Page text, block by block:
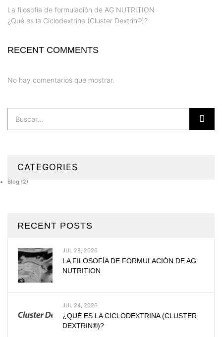
La filosofía de formulación de AG NUTRITION
¿Qué es la Ciclodextrina (Cluster Dextrin®)?
RECENT COMMENTS
No hay comentarios que mostrar.
CATEGORIES
Blog (2)
RECENT POSTS
JUL 28, 2026
LA FILOSOFÍA DE FORMULACIÓN DE AG
NUTRITION
JUL 24, 2026
¿QUÉ ES LA CICLODEXTRINA (CLUSTER
DEXTRIN®)?